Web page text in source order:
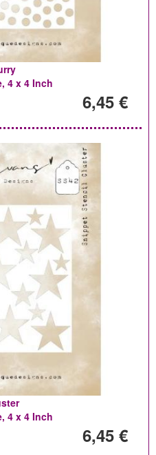
4 x 4 Inch
6,45 €
4 x 4 Inch
6,45 €